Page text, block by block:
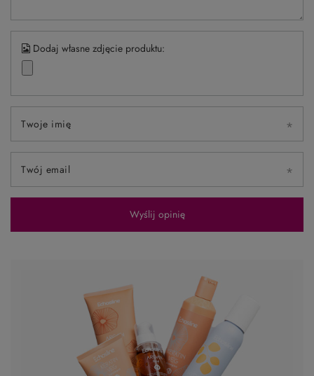
Dodaj własne zdjęcie produktu:
Twoje imię
Twój email
Wyślij opinię